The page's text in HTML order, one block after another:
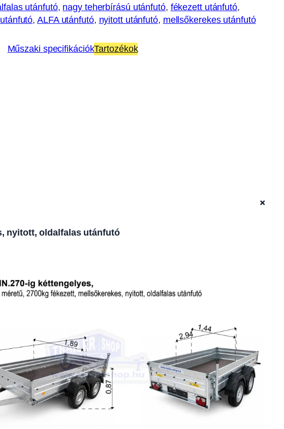
utánfutó, nagy teherbírású utánfutó, fékezett utánfutó
, ALFA utánfutó, nyitott utánfutó, mellsőkerekes utánfutó
Műszaki specifikációkTartozékok
+
nyitott, oldalfalas utánfutó